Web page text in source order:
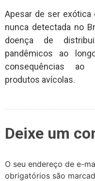
Apesar de ser exótica
nunca detectada no
doença de
pandêmicos ao
consequências ao
produtos avícolas.
Deixe um
O seu endereço de e-
obrigatórios são